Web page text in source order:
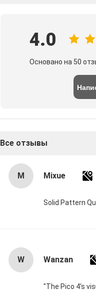
4.0
Основано на 50
Все отзывы
M Mixue
Solid Pattern
W Wanzan
"The Pico 4's